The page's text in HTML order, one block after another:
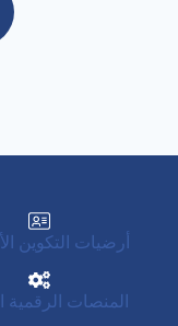
أرضيات التكوين
المنصات الرقمية